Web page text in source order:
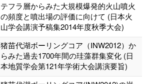
テフラ層からみた大規模爆発的火山噴火
の頻度と噴出場の評価に向けて (日本火
山学会講演予稿集2014年度秋季大会)
猪苗代湖ボーリングコア（INW2012）か
らみた過去1700年間の珪藻群集変化 (日
本地質学会第121年学術大会講演要旨)